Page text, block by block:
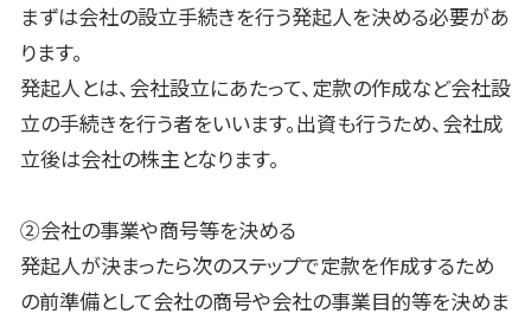
まずは会社の設立手続きを行う発起人を決める必要があ
ります。
発起人とは、会社設立にあたって、定款の作成など会社設
立の手続きを行う者をいいます。出資も行うため、会社成
立後は会社の株主となります。
②会社の事業や商号等を決める
発起人が決まったら次のステップで定款を作成するため
の前準備として会社の商号や会社の事業目的等を決めま